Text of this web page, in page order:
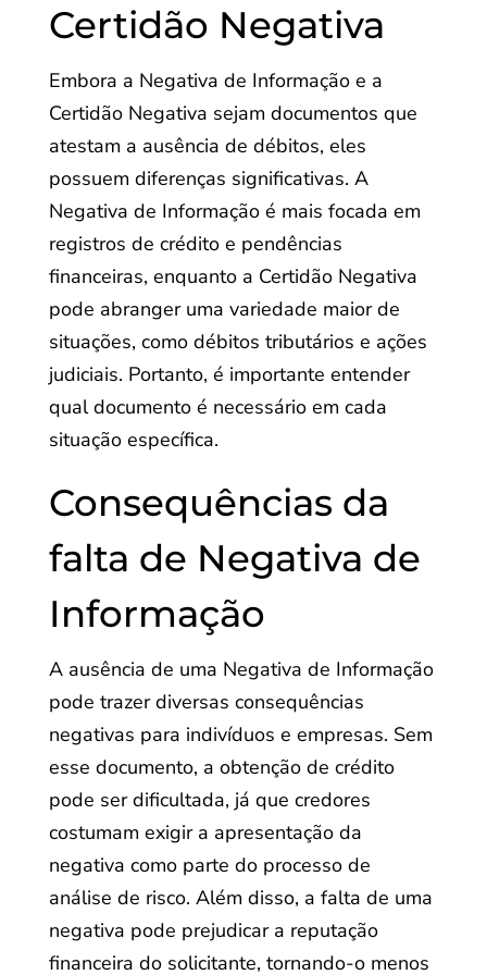
Certidão Negativa
Embora a Negativa de Informação e a
Certidão Negativa sejam documentos que
atestam a ausência de débitos, eles
possuem diferenças significativas. A
Negativa de Informação é mais focada em
registros de crédito e pendências
financeiras, enquanto a Certidão Negativa
pode abranger uma variedade maior de
situações, como débitos tributários e ações
judiciais. Portanto, é importante entender
qual documento é necessário em cada
situação específica.
Consequências da
falta de Negativa de
Informação
A ausência de uma Negativa de Informação
pode trazer diversas consequências
negativas para indivíduos e empresas. Sem
esse documento, a obtenção de crédito
pode ser dificultada, já que credores
costumam exigir a apresentação da
negativa como parte do processo de
análise de risco. Além disso, a falta de uma
negativa pode prejudicar a reputação
financeira do solicitante, tornando-o menos